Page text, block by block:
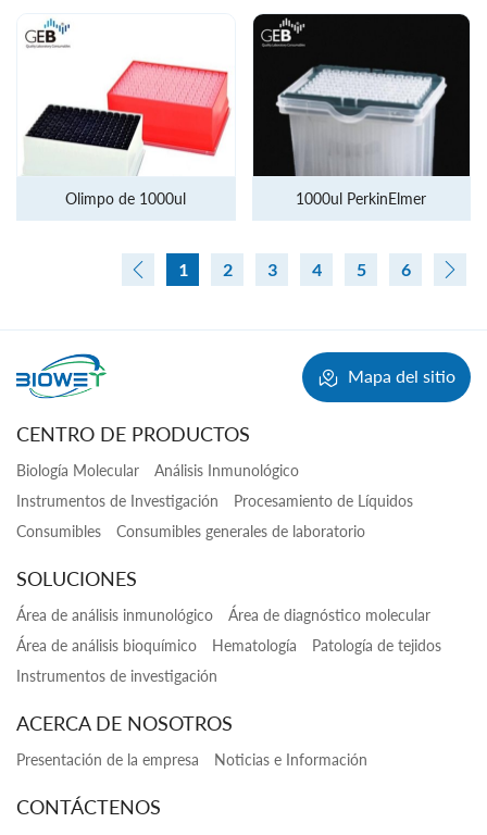
1000 ul
Olimpo de 1000ul 1000ul PerkinElmer
1 2 3 4 5 6
Mapa del sitio
CENTRO DE PRODUCTOS
Biología Molecular
Análisis Inmunológico
Instrumentos de Investigación
Procesamiento de Líquidos
Consumibles
Consumibles generales de laboratorio
SOLUCIONES
Área de análisis inmunológico
Área de diagnóstico molecular
Área de análisis bioquímico
Hematología
Patología de tejidos
Instrumentos de investigación
ACERCA DE NOSOTROS
Presentación de la empresa Noticias e Información
CONTÁCTENOS